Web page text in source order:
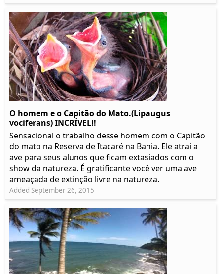
O homem e o Capitão do Mato.(Lipaugus
vociferans) INCRÍVEL!!
Sensacional o trabalho desse homem com o Capitão
do mato na Reserva de Itacaré na Bahia. Ele atrai a
ave para seus alunos que ficam extasiados com o
show da natureza. É gratificante você ver uma ave
ameaçada de extinção livre na natureza.
Added September 26, 2015